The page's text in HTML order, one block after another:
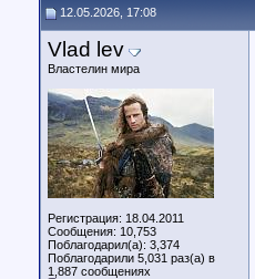
12.05.2026, 17:08
Vlad lev
Властелин мира
Регистрация: 18.04.2011
Сообщения: 10,753
Поблагодарил(а): 3,374
Поблагодарили 5,031 раз(а) в
1,887 сообщениях